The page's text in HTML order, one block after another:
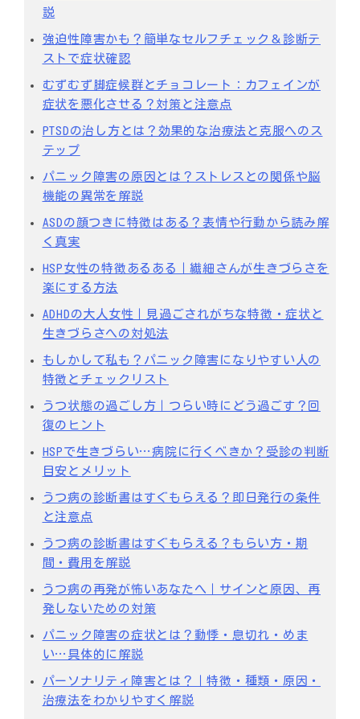
説
強迫性障害かも？簡単なセルフチェック＆診断テ
ストで症状確認
むずむず脚症候群とチョコレート：カフェインが
症状を悪化させる？対策と注意点
PTSDの治し方とは？効果的な治療法と克服へのス
テップ
パニック障害の原因とは？ストレスとの関係や脳
機能の異常を解説
ASDの顔つきに特徴はある？表情や行動から読み解
く真実
HSP女性の特徴あるある｜繊細さんが生きづらさを
楽にする方法
ADHDの大人女性｜見過ごされがちな特徴・症状と
生きづらさへの対処法
もしかして私も？パニック障害になりやすい人の
特徴とチェックリスト
うつ状態の過ごし方｜つらい時にどう過ごす？回
復のヒント
HSPで生きづらい…病院に行くべきか？受診の判断
目安とメリット
うつ病の診断書はすぐもらえる？即日発行の条件
と注意点
うつ病の診断書はすぐもらえる？もらい方・期
間・費用を解説
うつ病の再発が怖いあなたへ｜サインと原因、再
発しないための対策
パニック障害の症状とは？動悸・息切れ・めま
い…具体的に解説
パーソナリティ障害とは？｜特徴・種類・原因・
治療法をわかりやすく解説